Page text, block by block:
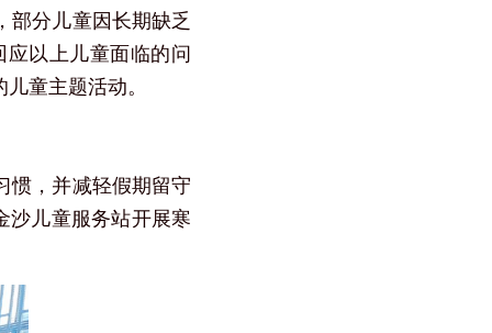
部分儿童因长期缺乏
以上儿童面临的问
童主题活动。
惯，并减轻假期留守
沙儿童服务站开展寒